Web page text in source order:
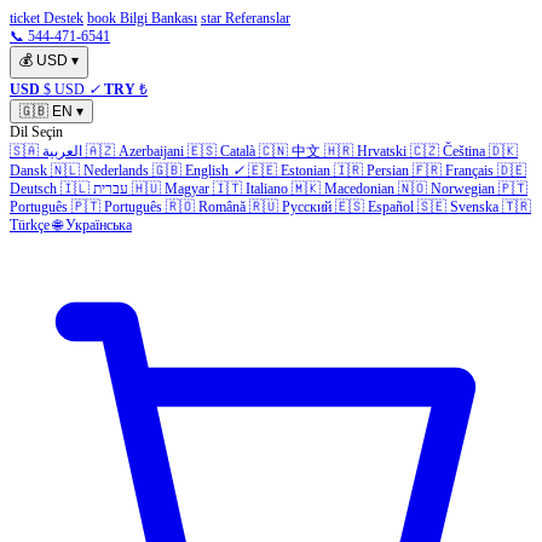
ticket Destek book Bilgi Bankası star Referanslar
📞 544-471-6541
💰 USD ▾
USD $ USD ✓ TRY ₺
🇬🇧 EN ▾
Dil Seçin
🇸🇦 العربية 🇦🇿 Azerbaijani 🇪🇸 Català 🇨🇳 中文 🇭🇷 Hrvatski 🇨🇿 Čeština 🇩🇰
Dansk 🇳🇱 Nederlands 🇬🇧 English ✓ 🇪🇪 Estonian 🇮🇷 Persian 🇫🇷 Français 🇩🇪
Deutsch 🇮🇱 עברית 🇭🇺 Magyar 🇮🇹 Italiano 🇲🇰 Macedonian 🇳🇴 Norwegian 🇵🇹
Português 🇵🇹 Português 🇷🇴 Română 🇷🇺 Русский 🇪🇸 Español 🇸🇪 Svenska 🇹🇷
Türkçe 🌐 Українська